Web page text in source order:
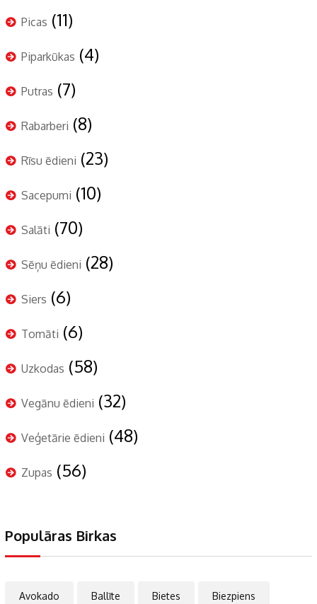
Picas (11)
Piparkūkas (4)
Putras (7)
Rabarberi (8)
Rīsu ēdieni (23)
Sacepumi (10)
Salāti (70)
Sēņu ēdieni (28)
Siers (6)
Tomāti (6)
Uzkodas (58)
Vegānu ēdieni (32)
Veģetārie ēdieni (48)
Zupas (56)
Populāras Birkas
Avokado Ballīte Bietes Biezpiens